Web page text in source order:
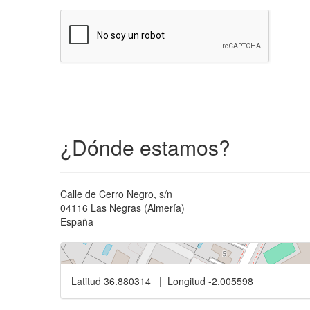
¿Dónde estamos?
Calle de Cerro Negro, s/n
04116 Las Negras (Almería)
España
Latitud 36.880314 | Longitud -2.005598